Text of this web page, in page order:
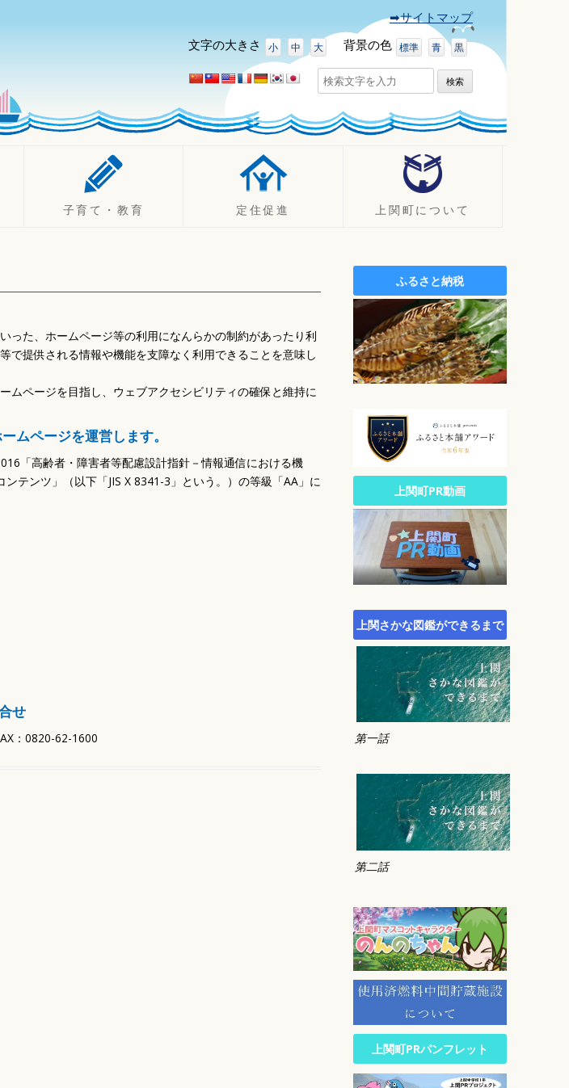
➡サイトマップ
文字の大きさ 小 中 大 背景の色 標準 青 黒
検
索:
金
子育て・教育
ひとり親支援
保育園・学校・教育
補助・助成・手当
定住促進 上関町について
観光
イベント
ふるさと納税（ふるさと寄附
施設案内
公園・自然
文化
広報
統計
行財政
農林水産業
施策・計画
町議会
オープンデータサイト
った、ホームページ等の利用になんらかの制約があったり利
で提供される情報や機能を支障なく利用できることを意味し
ムページを目指し、ウェブアクセシビリティの確保と維持に
ムページを運営します。
「高齢者・障害者等配慮設計指針－情報通信における機
テンツ」（以下「JIS X 8341-3」という。）の等級「AA」に
せ
：0820-62-1600
ふるさと納税
上関町PR動画
上関さかな図鑑ができるまで
第一話
第二話
上関町PRパンフレット